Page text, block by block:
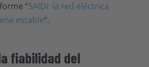
“SAIDI: la red eléctrica
estable“.
fiabilidad del